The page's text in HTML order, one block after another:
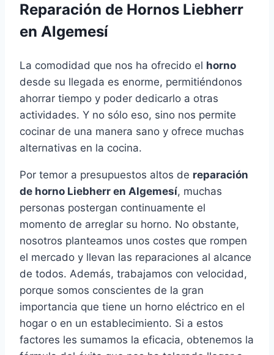
Reparación de Hornos Liebherr
en Algemesí
La comodidad que nos ha ofrecido el horno
desde su llegada es enorme, permitiéndonos
ahorrar tiempo y poder dedicarlo a otras
actividades. Y no sólo eso, sino nos permite
cocinar de una manera sano y ofrece muchas
alternativas en la cocina.
Por temor a presupuestos altos de reparación
de horno Liebherr en Algemesí, muchas
personas postergan continuamente el
momento de arreglar su horno. No obstante,
nosotros planteamos unos costes que rompen
el mercado y llevan las reparaciones al alcance
de todos. Además, trabajamos con velocidad,
porque somos conscientes de la gran
importancia que tiene un horno eléctrico en el
hogar o en un establecimiento. Si a estos
factores les sumamos la eficacia, obtenemos la